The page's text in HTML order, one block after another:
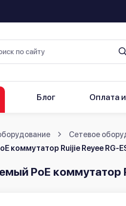
Блог Оплата
Сетевое
коммутатор Ruijie Reyee RG-
PoE коммутатор